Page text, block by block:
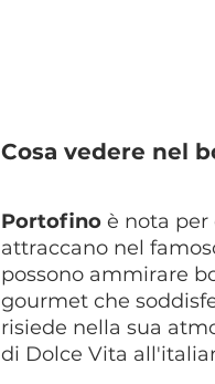
Cosa vedere nel
Portofino è nota per
attraccano nel
possono ammirare
gourmet che
risiede nella sua
di Dolce Vita